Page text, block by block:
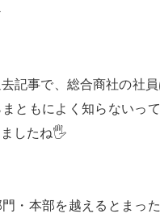
記事で、総合商社の社
ともによく知らないっ
ましたね🖐
門・本部を越えるとまっ